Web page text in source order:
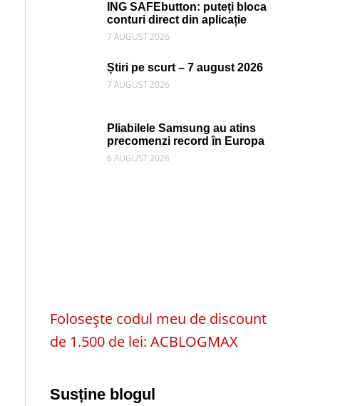
ING SAFEbutton: puteți bloca
conturi direct din aplicație
7 AUGUST 2026
Știri pe scurt – 7 august 2026
7 AUGUST 2026
Pliabilele Samsung au atins
precomenzi record în Europa
6 AUGUST 2026
Folosește codul meu de discount
de 1.500 de lei: ACBLOGMAX
Susține blogul